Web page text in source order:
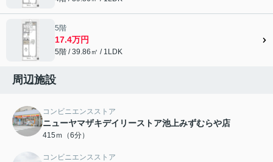
5階
17.4万円
5階 / 39.86㎡ / 1LDK
周辺施設
コンビニエンスストア
ニューヤマザキデイリーストア池上みずむらや店
415ｍ（6分）
コンビニエンスストア